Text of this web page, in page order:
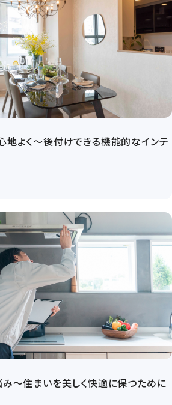
地よく～後付けできる機能的なインテ
～住まいを美しく快適に保つために